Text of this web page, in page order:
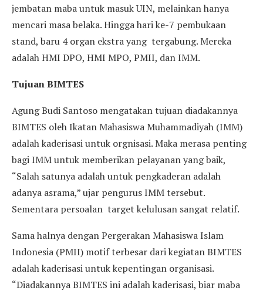
jembatan maba untuk masuk UIN, melainkan hanya
mencari masa belaka. Hingga hari ke-7 pembukaan
stand, baru 4 organ ekstra yang tergabung. Mereka
adalah HMI DPO, HMI MPO, PMII, dan IMM.
Tujuan BIMTES
Agung Budi Santoso mengatakan tujuan diadakannya
BIMTES oleh Ikatan Mahasiswa Muhammadiyah (IMM)
adalah kaderisasi untuk orgnisasi. Maka merasa penting
bagi IMM untuk memberikan pelayanan yang baik,
“Salah satunya adalah untuk pengkaderan adalah
adanya asrama,” ujar pengurus IMM tersebut.
Sementara persoalan target kelulusan sangat relatif.
Sama halnya dengan Pergerakan Mahasiswa Islam
Indonesia (PMII) motif terbesar dari kegiatan BIMTES
adalah kaderisasi untuk kepentingan organisasi.
“Diadakannya BIMTES ini adalah kaderisasi, biar maba